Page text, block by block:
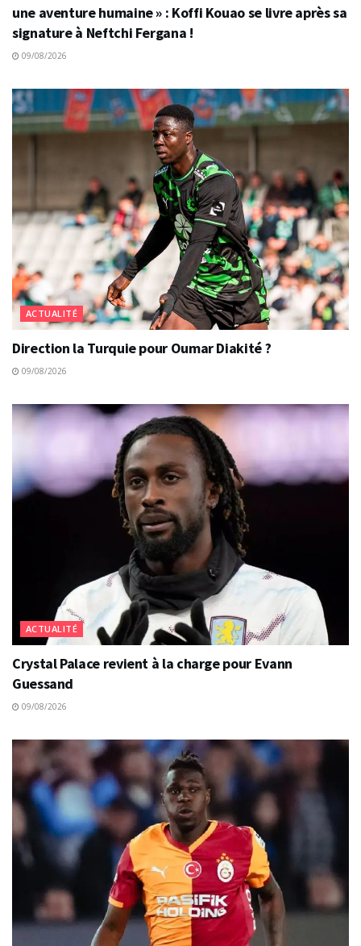
une aventure humaine » : Koffi Kouao se livre après sa
signature à Neftchi Fergana !
09/08/2026
ACTUALITÉ
Direction la Turquie pour Oumar Diakité ?
09/08/2026
ACTUALITÉ
Crystal Palace revient à la charge pour Evann
Guessand
09/08/2026